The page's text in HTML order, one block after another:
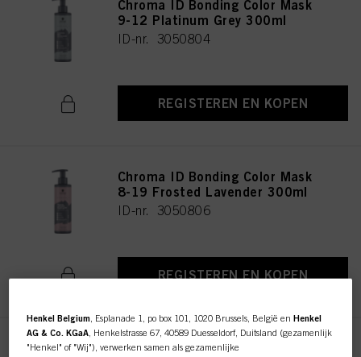
Chroma ID Bonding Color Mask
9-12 Platinum Grey 300ml
ID-nr. 3050804
REGISTEREN EN KOPEN
Chroma ID Bonding Color Mask
8-19 Frosted Lavender 300ml
ID-nr. 3050806
REGISTEREN EN KOPEN
Chroma ID Bonding Color Mask
Henkel Belgium , Esplanade 1, po box 101, 1020 Brussels, België enHenkel
AG & Co. KGaA , Henkelstrasse 67, 40589 Duesseldorf, Duitsland (gezamenlijk
"Henkel" of "Wij"), verwerken samen als gezamenlijke